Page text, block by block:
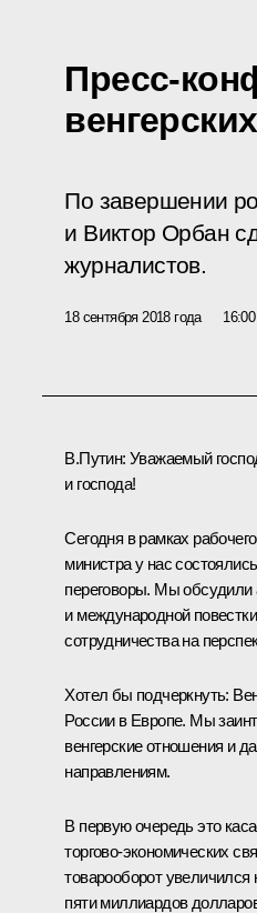
Пресс-
По завершении
и Виктор Орбан
журналистов.
18 сентября 2018 года 16:00
В.Путин: Уважаемый
и господа!
Сегодня в рамках
министра у нас
переговоры. Мы обсудили
и международной
сотрудничества на
Хотел бы подчеркнуть:
России в Европе. Мы
венгерские отношения и
направлениям.
В первую очередь это
торгово-экономических
товарооборот увеличился
пяти миллиардов